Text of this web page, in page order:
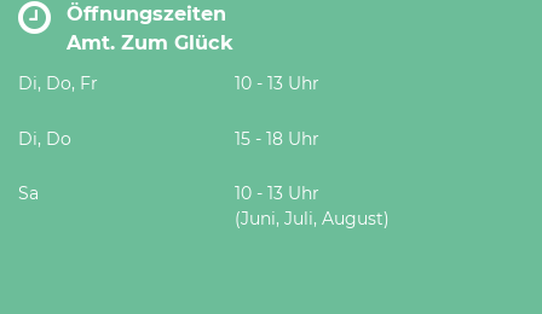
Öffnungszeiten
Amt. Zum Glück
Di, Do, Fr 10 - 13 Uhr
Di, Do 15 - 18 Uhr
Sa
10 - 13 Uhr
(Juni, Juli, August)